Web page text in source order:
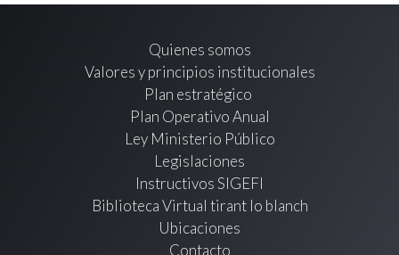
Quienes somos
Valores y principios institucionales
Plan estratégico
Plan Operativo Anual
Ley Ministerio Público
Legislaciones
Instructivos SIGEFI
Biblioteca Virtual tirant lo blanch
Ubicaciones
Contacto